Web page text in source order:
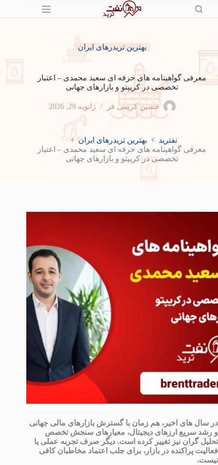
بهترین تریدرهای ایران
معرفی گواهینامه های حرفه ای سعید محمدی – اعتبار
تخصصی در کریپتو و بازارهای جهانی
حسین کریمی فر ژانویه 29, 2026
نفترید
بهترین تریدرهای ایران
معرفی گواهینامه های حرفه ای سعید محمدی – اعتبار
تخصصی در کریپتو و بازارهای جهانی
در سال های اخیر، هم زمان با گسترش بازارهای مالی جهانی
و رشد سریع ارزهای دیجیتال، معیارهای سنجش تخصص
تحلیل گران نیز تغییر کرده است. دیگر صرف تجربه عملی یا
فعالیت پراکنده در بازار، برای جلب اعتماد مخاطبان کافی
نیست.